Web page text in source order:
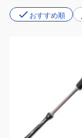
おすすめ順